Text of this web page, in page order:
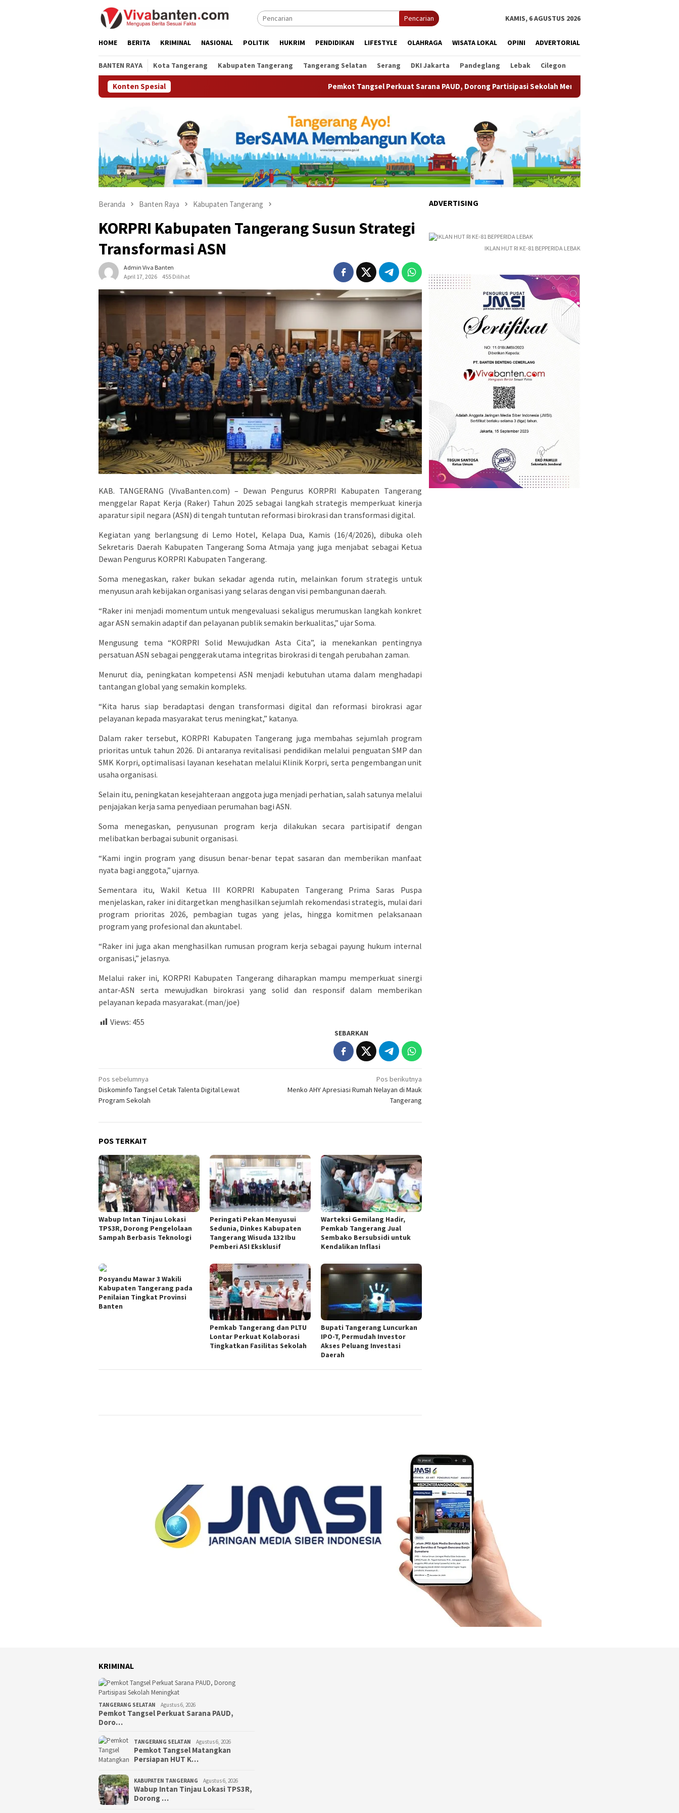
Pencarian KAMIS, 6 AGUSTUS 2026
HOME BERITA KRIMINAL NASIONAL POLITIK HUKRIM PENDIDIKAN LIFESTYLE OLAHRAGA WISATA LOKAL OPINI ADVERTORIAL
BANTEN RAYA Kota Tangerang Kabupaten Tangerang Tangerang Selatan Serang DKI Jakarta Pandeglang Lebak Cilegon
Konten Spesial Pemkot Tangsel Perkuat Sarana PAUD, Dorong Partisipasi Sekolah Meningkat Pemkot Tangsel Matangkan
Beranda Banten Raya Kabupaten Tangerang
KORPRI Kabupaten Tangerang Susun Strategi
Transformasi ASN
Admin Viva Banten
April 17, 2026
455 Dilihat
KAB. TANGERANG (VivaBanten.com) – Dewan Pengurus KORPRI Kabupaten Tangerang
menggelar Rapat Kerja (Raker) Tahun 2025 sebagai langkah strategis memperkuat kinerja
aparatur sipil negara (ASN) di tengah tuntutan reformasi birokrasi dan transformasi digital.
Kegiatan yang berlangsung di Lemo Hotel, Kelapa Dua, Kamis (16/4/2026), dibuka oleh
Sekretaris Daerah Kabupaten Tangerang Soma Atmaja yang juga menjabat sebagai Ketua
Dewan Pengurus KORPRI Kabupaten Tangerang.
Soma menegaskan, raker bukan sekadar agenda rutin, melainkan forum strategis untuk
menyusun arah kebijakan organisasi yang selaras dengan visi pembangunan daerah.
“Raker ini menjadi momentum untuk mengevaluasi sekaligus merumuskan langkah konkret
agar ASN semakin adaptif dan pelayanan publik semakin berkualitas,” ujar Soma.
Mengusung tema “KORPRI Solid Mewujudkan Asta Cita”, ia menekankan pentingnya
persatuan ASN sebagai penggerak utama integritas birokrasi di tengah perubahan zaman.
Menurut dia, peningkatan kompetensi ASN menjadi kebutuhan utama dalam menghadapi
tantangan global yang semakin kompleks.
“Kita harus siap beradaptasi dengan transformasi digital dan reformasi birokrasi agar
pelayanan kepada masyarakat terus meningkat,” katanya.
Dalam raker tersebut, KORPRI Kabupaten Tangerang juga membahas sejumlah program
prioritas untuk tahun 2026. Di antaranya revitalisasi pendidikan melalui penguatan SMP dan
SMK Korpri, optimalisasi layanan kesehatan melalui Klinik Korpri, serta pengembangan unit
usaha organisasi.
Selain itu, peningkatan kesejahteraan anggota juga menjadi perhatian, salah satunya melalui
penjajakan kerja sama penyediaan perumahan bagi ASN.
Soma menegaskan, penyusunan program kerja dilakukan secara partisipatif dengan
melibatkan berbagai subunit organisasi.
“Kami ingin program yang disusun benar-benar tepat sasaran dan memberikan manfaat
nyata bagi anggota,” ujarnya.
Sementara itu, Wakil Ketua III KORPRI Kabupaten Tangerang Prima Saras Puspa
menjelaskan, raker ini ditargetkan menghasilkan sejumlah rekomendasi strategis, mulai dari
program prioritas 2026, pembagian tugas yang jelas, hingga komitmen pelaksanaan
program yang profesional dan akuntabel.
“Raker ini juga akan menghasilkan rumusan program kerja sebagai payung hukum internal
organisasi,” jelasnya.
Melalui raker ini, KORPRI Kabupaten Tangerang diharapkan mampu memperkuat sinergi
antar-ASN serta mewujudkan birokrasi yang solid dan responsif dalam memberikan
pelayanan kepada masyarakat.(man/joe)
Views: 455
SEBARKAN
Navigasi
pos
Pos sebelumnya
Diskominfo Tangsel Cetak Talenta Digital Lewat
Program Sekolah
Pos berikutnya
Menko AHY Apresiasi Rumah Nelayan di Mauk
Tangerang
POS TERKAIT
Wabup Intan Tinjau Lokasi
TPS3R, Dorong Pengelolaan
Sampah Berbasis Teknologi
Peringati Pekan Menyusui
Sedunia, Dinkes Kabupaten
Tangerang Wisuda 132 Ibu
Pemberi ASI Eksklusif
Warteksi Gemilang Hadir,
Pemkab Tangerang Jual
Sembako Bersubsidi untuk
Kendalikan Inflasi
Posyandu Mawar 3 Wakili
Kabupaten Tangerang pada
Penilaian Tingkat Provinsi
Banten
Pemkab Tangerang dan PLTU
Lontar Perkuat Kolaborasi
Tingkatkan Fasilitas Sekolah
Bupati Tangerang Luncurkan
IPO-T, Permudah Investor
Akses Peluang Investasi
Daerah
ADVERTISING
IKLAN HUT RI KE-81 BEPPERIDA LEBAK
KRIMINAL
TANGERANG SELATAN Agustus 6, 2026
Pemkot Tangsel Perkuat Sarana PAUD,
Doro…
TANGERANG SELATAN Agustus 6, 2026
Pemkot Tangsel Matangkan
Persiapan HUT K…
KABUPATEN TANGERANG Agustus 6, 2026
Wabup Intan Tinjau Lokasi TPS3R,
Dorong …